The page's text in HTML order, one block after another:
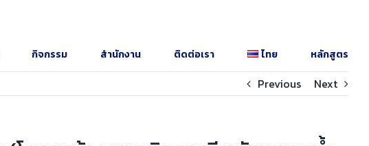
กิจกรรม สำนักงาน ติดต่อเรา ไทย หลักสูตร
Previous Next